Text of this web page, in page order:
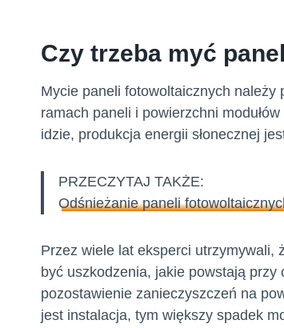
Czy trzeba myć
Mycie paneli fotowoltaicznych
ramach paneli i powierzchni
idzie, produkcja energii słonecznej
PRZECZYTAJ TAKŻE:
Odśnieżanie paneli
Przez wiele lat eksperci utrzymywali,
być uszkodzenia, jakie powstają
pozostawienie zanieczyszczeń na
jest instalacja, tym większy spadek